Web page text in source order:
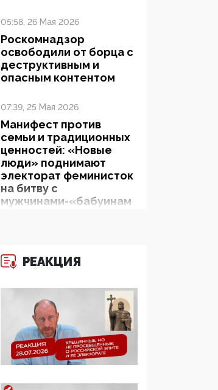
05:58, 26 Мая 2026
Роскомнадзор
освободили от борца с
деструктивным и
опасным контентом
07:39, 25 Мая 2026
Манифест против
семьи и традиционных
ценностей: «Новые
люди» поднимают
электорат феминисток
на битву с
мужчинами-«бабуинам
Эзотерика,
инфоцыганство и
лженаука под ширмой
защиты традиционных
ценностей: кто и с чем
выступал на форуме
«Россия 809. Традиции
будущего»
РЕАКЦИЯ